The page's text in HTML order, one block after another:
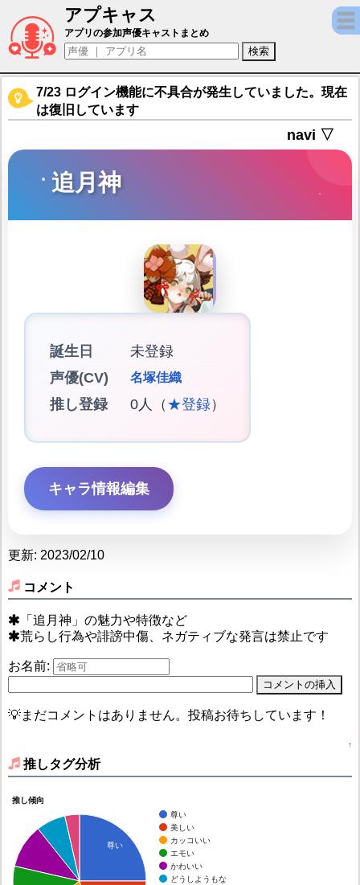
アプキャス
追月神（声優：名塚佳織)【陰陽師 - 本格幻
アプリの参加声優キャストまとめ
7/23 ログイン機能に不具合が発生していました。現在
は復旧しています
navi ▽
追月神
誕生日
未登録
声優(CV)
名塚佳織
推し登録 0人（ ★登録）
キャラ情報編集
更新: 2023/02/10
コメント
「追月神」の魅力や特徴など
荒らし行為や誹謗中傷、ネガティブな発言は禁止です
お名前:
💡まだコメントはありません。投稿お待ちしています！
↑
推しタグ分析
推し傾向
尊い
美しい
カッコいい
エモい
かわいい
どうしようもな
尊い